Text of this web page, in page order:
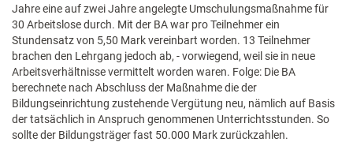
Jahre eine auf zwei Jahre angelegte Umschulungsmaßnahme für
30 Arbeitslose durch. Mit der BA war pro Teilnehmer ein
Stundensatz von 5,50 Mark vereinbart worden. 13 Teilnehmer
brachen den Lehrgang jedoch ab, - vorwiegend, weil sie in neue
Arbeitsverhältnisse vermittelt worden waren. Folge: Die BA
berechnete nach Abschluss der Maßnahme die der
Bildungseinrichtung zustehende Vergütung neu, nämlich auf Basis
der tatsächlich in Anspruch genommenen Unterrichtsstunden. So
sollte der Bildungsträger fast 50.000 Mark zurückzahlen.